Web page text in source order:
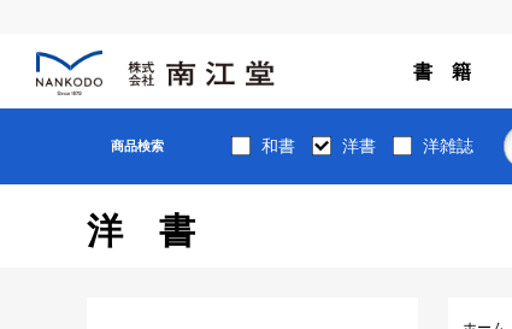
書 籍
商品検索 和書 洋書 洋雑誌
洋書